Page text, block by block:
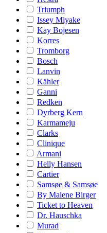
Triumph
Issey Miyake
Kay Bojesen
Korres
Tromborg
Bosch
Lanvin
Kähler
Ganni
Redken
Dyrberg Kern
Karmameju
Clarks
Clinique
Armani
Helly Hansen
Cartier
Samsøe & Samsøe
By Malene Birger
Ticket to Heaven
Dr. Hauschka
Murad